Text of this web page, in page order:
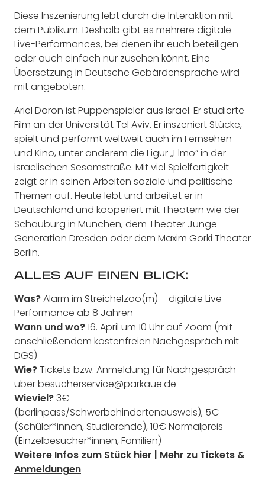
Diese Inszenierung lebt durch die Interaktion mit
dem Publikum. Deshalb gibt es mehrere digitale
Live-Performances, bei denen ihr euch beteiligen
oder auch einfach nur zusehen könnt. Eine
Übersetzung in Deutsche Gebärdensprache wird
mit angeboten.
Ariel Doron ist Puppenspieler aus Israel. Er studierte
Film an der Universität Tel Aviv. Er inszeniert Stücke,
spielt und performt weltweit auch im Fernsehen
und Kino, unter anderem die Figur „Elmo“ in der
israelischen Sesamstraße. Mit viel Spielfertigkeit
zeigt er in seinen Arbeiten soziale und politische
Themen auf. Heute lebt und arbeitet er in
Deutschland und kooperiert mit Theatern wie der
Schauburg in München, dem Theater Junge
Generation Dresden oder dem Maxim Gorki Theater
Berlin.
ALLES AUF EINEN BLICK:
Was?Alarm im Streichelzoo(m) – digitale Live-
Performance ab 8 Jahren
Wann und wo?16. April um 10 Uhr auf Zoom (mit
anschließendem kostenfreien Nachgespräch mit
DGS)
Wie?Tickets bzw. Anmeldung für Nachgespräch
überbesucherservice@parkaue.de
Wieviel?3€
(berlinpass/Schwerbehindertenausweis), 5€
(Schüler*innen, Studierende), 10€ Normalpreis
(Einzelbesucher*innen, Familien)
Weitere Infos zum Stück hier | Mehr zu Tickets &
Anmeldungen